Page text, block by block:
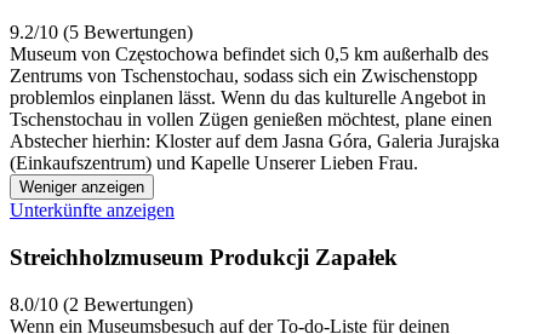
9.2/10 (5 Bewertungen)
Museum von Częstochowa befindet sich 0,5 km außerhalb des
Zentrums von Tschenstochau, sodass sich ein Zwischenstopp
problemlos einplanen lässt. Wenn du das kulturelle Angebot in
Tschenstochau in vollen Zügen genießen möchtest, plane einen
Abstecher hierhin: Kloster auf dem Jasna Góra, Galeria Jurajska
(Einkaufszentrum) und Kapelle Unserer Lieben Frau.
Weniger anzeigen
Unterkünfte anzeigen
Streichholzmuseum Produkcji Zapałek
8.0/10 (2 Bewertungen)
Wenn ein Museumsbesuch auf der To-do-Liste für deinen